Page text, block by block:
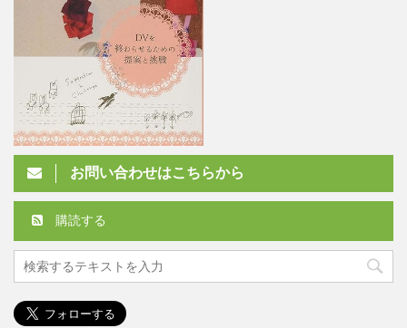
お問い合わせはこちらから
購読する